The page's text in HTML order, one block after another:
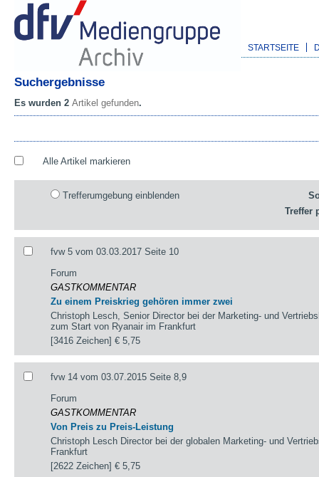
STARTSEITE
Suchergebnisse
Es wurden 2 Artikel gefunden.
Alle Artikel markieren
Trefferumgebung einblenden
Treffer
fvw 5 vom 03.03.2017 Seite 10
Forum
GASTKOMMENTAR
Zu einem Preiskrieg gehören immer zwei
Christoph Lesch, Senior Director bei der Marketing- und
zum Start von Ryanair im Frankfurt
[3416 Zeichen]€ 5,75
fvw 14 vom 03.07.2015 Seite 8,9
Forum
GASTKOMMENTAR
Von Preis zu Preis-Leistung
Christoph Lesch Director bei der globalen Marketing- und
Frankfurt
[2622 Zeichen]€ 5,75